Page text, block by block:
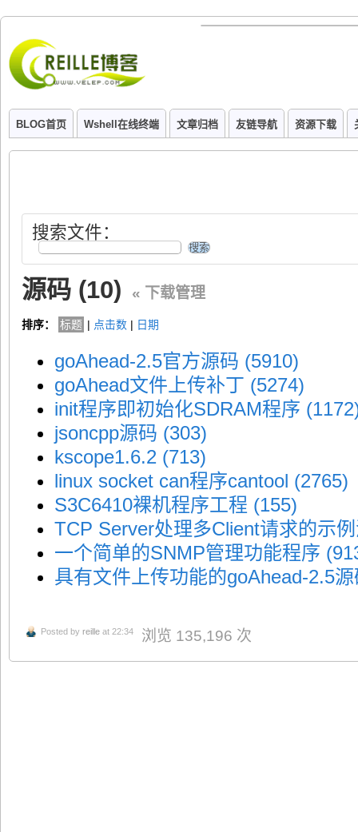
BLOG首页 Wshell在线终端 文章归档 友链导航 资源下载
搜索文件：
源码 (10) « 下载管理
排序： 标题 | 点击数 | 日期
goAhead-2.5官方源码 (5910)
goAhead文件上传补丁 (5274)
init程序即初始化SDRAM程序
jsoncpp源码 (303)
kscope1.6.2 (713)
linux socket can程序cantool (2765)
S3C6410裸机程序工程 (155)
TCP Server处理多Client请求的示
一个简单的SNMP管理功能程序
具有文件上传功能的goAhead-2.5
Posted by reille at 22:34 浏览 135,196 次